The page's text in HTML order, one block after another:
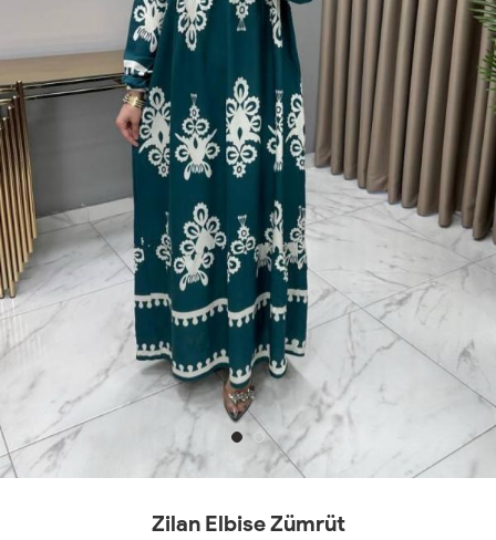
Zilan Elbise Zümrüt